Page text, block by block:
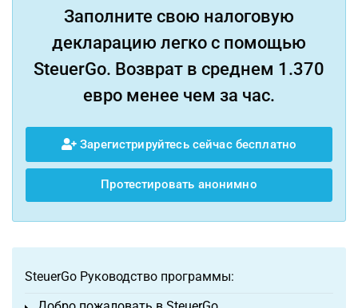
Заполните свою налоговую
декларацию легко с помощью
SteuerGo. Возврат в среднем 1.370
евро менее чем за час.
Зарегистрируйтесь сейчас бесплатно
Протестировать анонимно
SteuerGo Руководство программы: